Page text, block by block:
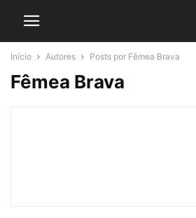
Início Autores Posts por Fêmea Brava
Fêmea Brava